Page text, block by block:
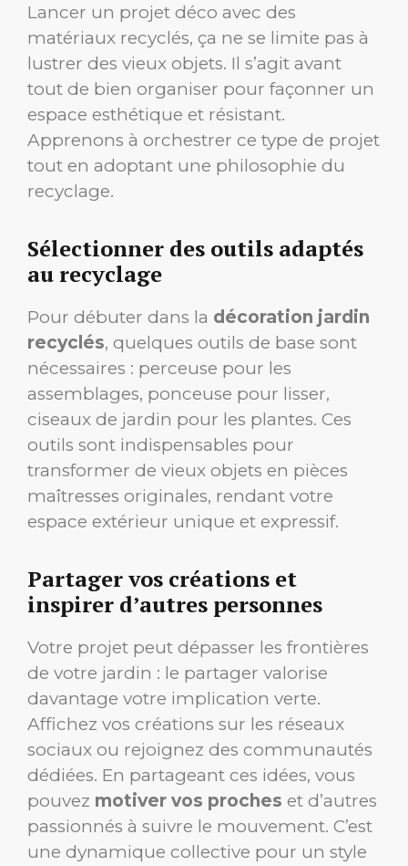
Lancer un projet déco avec des
matériaux recyclés, ça ne se limite pas à
lustrer des vieux objets. Il s’agit avant
tout de bien organiser pour façonner un
espace esthétique et résistant.
Apprenons à orchestrer ce type de projet
tout en adoptant une philosophie du
recyclage.
Sélectionner des outils adaptés
au recyclage
Pour débuter dans la décoration jardin
recyclés, quelques outils de base sont
nécessaires : perceuse pour les
assemblages, ponceuse pour lisser,
ciseaux de jardin pour les plantes. Ces
outils sont indispensables pour
transformer de vieux objets en pièces
maîtresses originales, rendant votre
espace extérieur unique et expressif.
Partager vos créations et
inspirer d’autres personnes
Votre projet peut dépasser les frontières
de votre jardin : le partager valorise
davantage votre implication verte.
Affichez vos créations sur les réseaux
sociaux ou rejoignez des communautés
dédiées. En partageant ces idées, vous
pouvez motiver vos proches et d’autres
passionnés à suivre le mouvement. C’est
une dynamique collective pour un style